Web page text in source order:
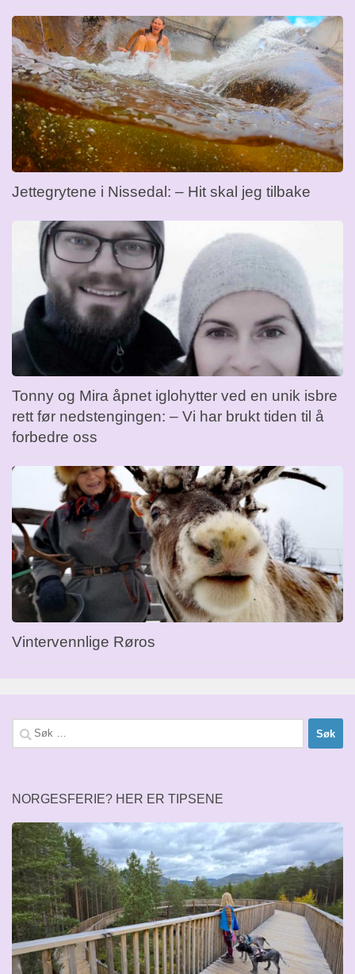
Jettegrytene i Nissedal: – Hit skal jeg tilbake
Tonny og Mira åpnet iglohytter ved en unik isbre
rett før nedstengingen: – Vi har brukt tiden til å
forbedre oss
Vintervennlige Røros
Søk
etter:
NORGESFERIE? HER ER TIPSENE